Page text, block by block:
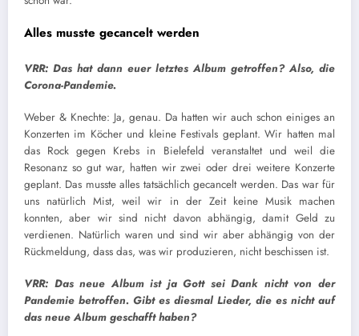
Alles musste gecancelt werden
VRR: Das hat dann euer letztes Album getroffen? Also, die
Corona-Pandemie.
Weber & Knechte: Ja, genau. Da hatten wir auch schon einiges an
Konzerten im Köcher und kleine Festivals geplant. Wir hatten mal
das Rock gegen Krebs in Bielefeld veranstaltet und weil die
Resonanz so gut war, hatten wir zwei oder drei weitere Konzerte
geplant. Das musste alles tatsächlich gecancelt werden. Das war für
uns natürlich Mist, weil wir in der Zeit keine Musik machen
konnten, aber wir sind nicht davon abhängig, damit Geld zu
verdienen. Natürlich waren und sind wir aber abhängig von der
Rückmeldung, dass das, was wir produzieren, nicht beschissen ist.
VRR: Das neue Album ist ja Gott sei Dank nicht von der
Pandemie betroffen. Gibt es diesmal Lieder, die es nicht auf
das neue Album geschafft haben?